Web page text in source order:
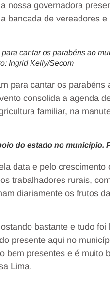
nossa governadora
bancada de vereadores e
cantar os parabéns ao
Ingrid Kelly/Secom
para cantar os parabéns
consolida a agenda
familiar, na
do estado no município.
data e pelo
trabalhadores rurais,
diariamente os frutos
bastante e tudo
presente aqui no
bem presentes e é muito
Lima.